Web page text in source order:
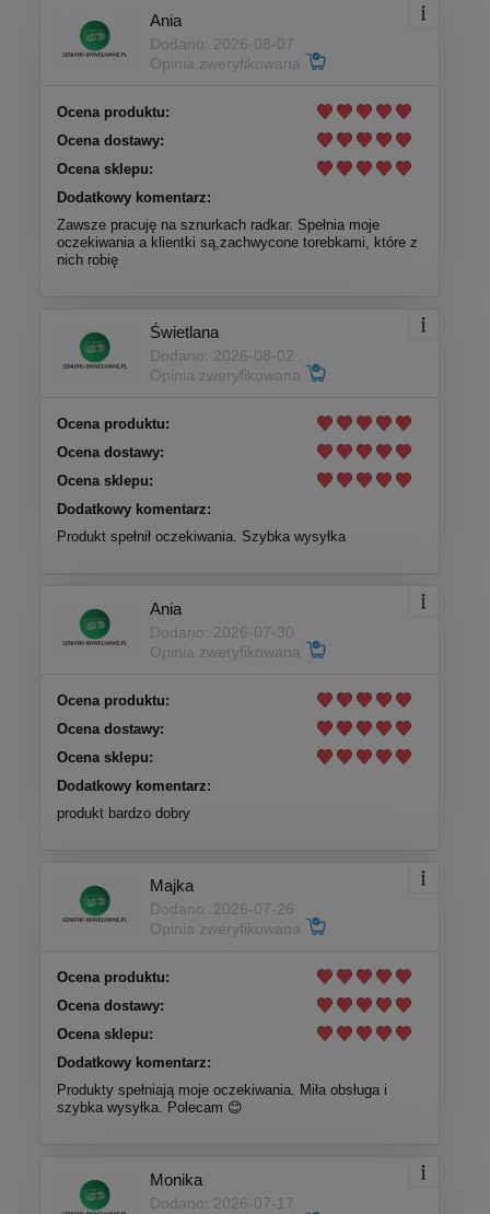
Ania
Dodano: 2026-08-07
Opinia zweryfikowana
Ocena produktu:
Ocena dostawy:
Ocena sklepu:
Dodatkowy komentarz:
Zawsze pracuję na sznurkach radkar. Spełnia moje
oczekiwania a klientki są,zachwycone torebkami, które z
nich robię
Świetlana
Dodano: 2026-08-02
Opinia zweryfikowana
Ocena produktu:
Ocena dostawy:
Ocena sklepu:
Dodatkowy komentarz:
Produkt spełnił oczekiwania. Szybka wysyłka
Ania
Dodano: 2026-07-30
Opinia zweryfikowana
Ocena produktu:
Ocena dostawy:
Ocena sklepu:
Dodatkowy komentarz:
produkt bardzo dobry
Majka
Dodano: 2026-07-26
Opinia zweryfikowana
Ocena produktu:
Ocena dostawy:
Ocena sklepu:
Dodatkowy komentarz:
Produkty spełniają moje oczekiwania. Miła obsługa i
szybka wysyłka. Polecam 😊
Monika
Dodano: 2026-07-17